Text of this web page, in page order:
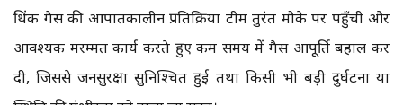
थिंक गैस की आपातकालीन प्रतिक्रिया टीम तुरंत मौके पर पहुँची और
आवश्यक मरम्मत कार्य करते हुए कम समय में गैस आपूर्ति बहाल कर
दी, जिससे जनसुरक्षा सुनिश्चित हुई तथा किसी भी बड़ी दुर्घटना या